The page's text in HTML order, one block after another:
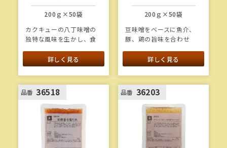
200ｇ×50袋
カクキューの八丁味噌の
独特な風味を生かし、食
「コクうま！」な味噌だ
れです。みそ原料のう
ち、カクキュー八丁味噌
を76％使用しています。
詳しく見る
200ｇ×50袋
豆味噌をベースに魚介、
豚、鶏の旨味を合わせ
合う万能たれです。
詳しく見る
品番 36518 品番 36203